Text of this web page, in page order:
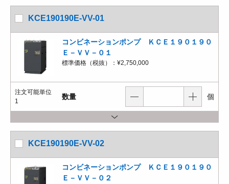
KCE190190E-VV-01
コンビネーションポンプ ＫＣＥ１９０１９０
Ｅ－ＶＶ－０１
標準価格（税抜）： ¥2,750,000
注文可能単位
1
数量 個
KCE190190E-VV-02
コンビネーションポンプ ＫＣＥ１９０１９０
Ｅ－ＶＶ－０２